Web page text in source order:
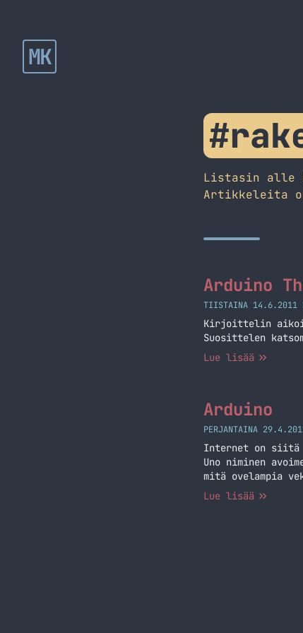
MK
Listasin alle
Artikkeleita
Arduino
TIISTAINA 14.6.2011
Kirjoittelin
Suosittelen
Lue lisää
Arduino
PERJANTAINA
Internet on siitä
Uno niminen
mitä ovelampia
sillä siinä
Lue lisää